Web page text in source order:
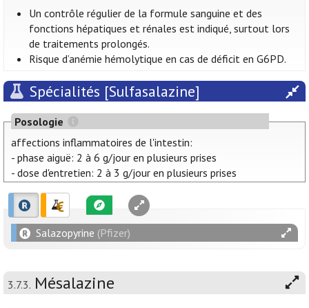
Un contrôle régulier de la formule sanguine et des
fonctions hépatiques et rénales est indiqué, surtout lors
de traitements prolongés.
Risque d’anémie hémolytique en cas de déficit en G6PD.
Spécialités [Sulfasalazine]
Posologie
affections inflammatoires de l'intestin:
- phase aiguë: 2 à 6 g/jour en plusieurs prises
- dose d'entretien: 2 à 3 g/jour en plusieurs prises
Salazopyrine (Pfizer)
3.7.3. Mésalazine